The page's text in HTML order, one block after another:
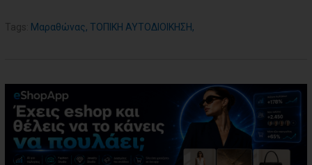
Tags: Μαραθώνας, ΤΟΠΙΚΗ ΑΥΤΟΔΙΟΙΚΗΣΗ,